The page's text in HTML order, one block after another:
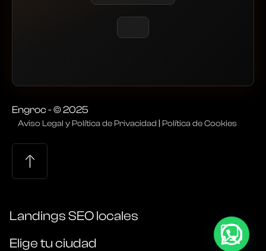
Engroc - © 2025
Aviso Legal y Política de Privacidad Política de Cookies
Landings SEO locales